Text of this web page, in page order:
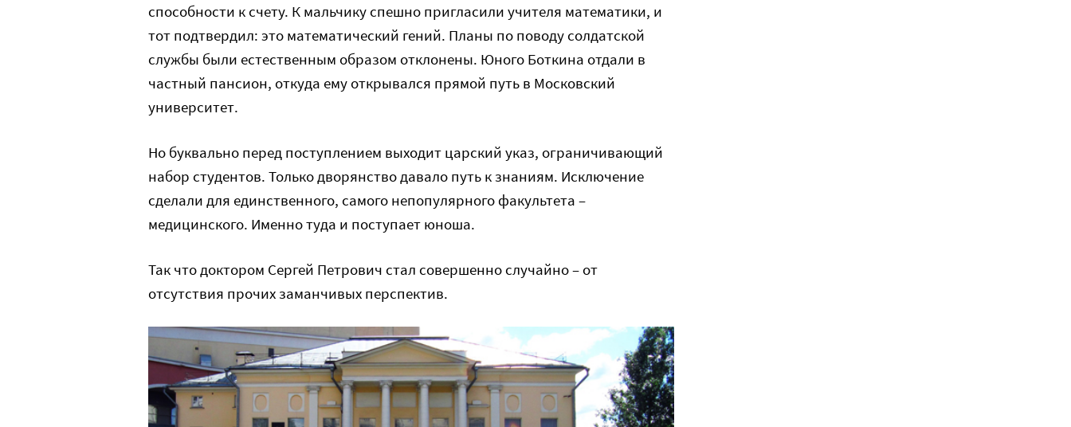
способности к счету. К мальчику спешно пригласили учителя математики, и
тот подтвердил: это математический гений. Планы по поводу солдатской
службы были естественным образом отклонены. Юного Боткина отдали в
частный пансион, откуда ему открывался прямой путь в Московский
университет.
Но буквально перед поступлением выходит царский указ, ограничивающий
набор студентов. Только дворянство давало путь к знаниям. Исключение
сделали для единственного, самого непопулярного факультета –
медицинского. Именно туда и поступает юноша.
Так что доктором Сергей Петрович стал совершенно случайно – от
отсутствия прочих заманчивых перспектив.